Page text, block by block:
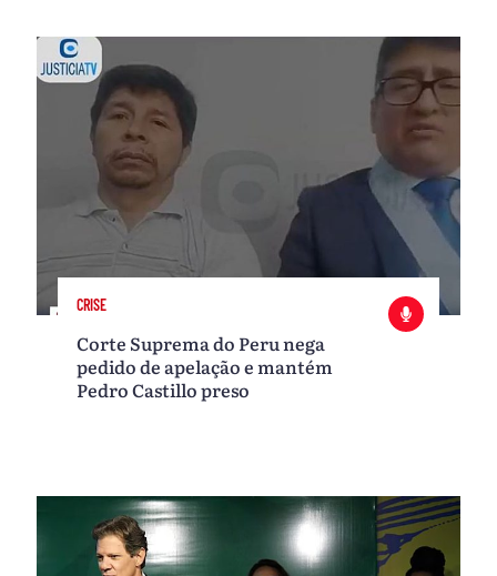
CRISE
Corte Suprema do Peru nega
pedido de apelação e mantém
Pedro Castillo preso